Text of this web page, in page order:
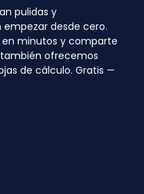
pulidas y
desde cero.
en minutos y comparte
ofrecemos
de cálculo. Gratis —